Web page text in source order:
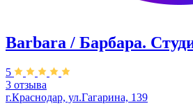
Barbara / Барбара.
5
3 отзыва
г.Краснодар, ул.Гагарина, 139